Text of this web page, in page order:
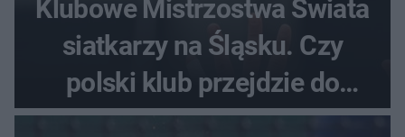
Klubowe Mistrzostwa Świata
siatkarzy na Śląsku. Czy
polski klub przejdzie do
historii